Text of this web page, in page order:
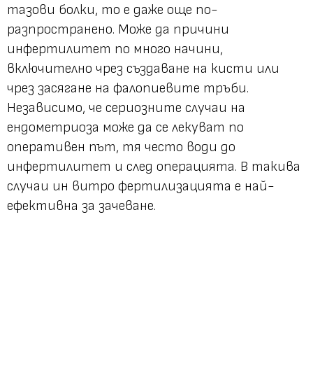
тазови болки, то е даже още по-
разпространено. Може да причини
инфертилитет по много начини,
включително чрез създаване на кисти или
чрез засягане на фалопиевите тръби.
Независимо, че сериозните случаи на
ендометриоза може да се лекуват по
оперативен път, тя често води до
инфертилитет и след операцията. В такива
случаи ин витро фертилизацията е най-
ефективна за зачеване.